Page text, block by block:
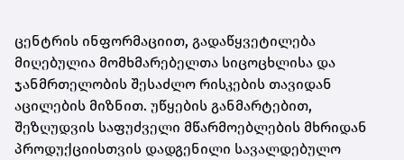
ცენტრის ინფორმაციით, გადაწყვეტილება
მიღებულია მომხმარებელთა სიცოცხლისა და
ჯანმრთელობის შესაძლო რისკების თავიდან
აცილების მიზნით. უწყების განმარტებით,
შეზღუდვის საფუძველი მწარმოებლების მხრიდან
პროდუქციისთვის დადგენილი სავალდებულო